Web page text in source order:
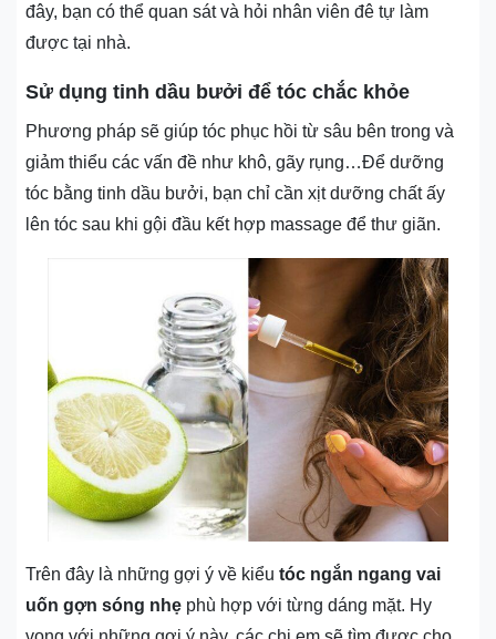
đây, bạn có thể quan sát và hỏi nhân viên đê tự làm
được tại nhà.
Sử dụng tinh dầu bưởi để tóc chắc khỏe
Phương pháp sẽ giúp tóc phục hồi từ sâu bên trong và
giảm thiểu các vấn đề như khô, gãy rụng…Để dưỡng
tóc bằng tinh dầu bưởi, bạn chỉ cần xịt dưỡng chất ấy
lên tóc sau khi gội đầu kết hợp massage để thư giãn.
Trên đây là những gợi ý về kiểu tóc ngắn ngang vai
uốn gợn sóng nhẹ phù hợp với từng dáng mặt. Hy